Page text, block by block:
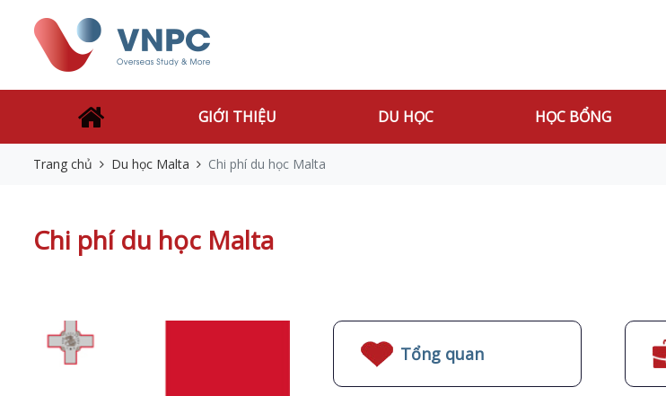
GIỚI THIỆU DU HỌC HỌC BỔNG
Trang chủ Du học Malta Chi phí du học Malta
Chi phí du học Malta
Tổng quan